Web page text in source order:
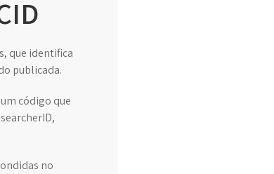
que identifica
publicada.
código que
no